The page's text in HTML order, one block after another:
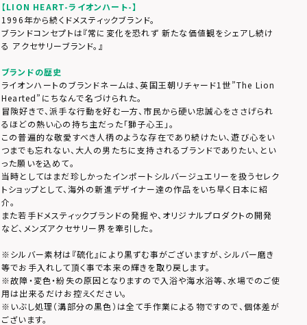
【LION HEART-ライオンハート-】
1996年から続くドメスティックブランド。
ブランドコンセプトは『常に変化を恐れず 新たな価値観をシェアし続け
る アクセサリーブランド。』
ブランドの歴史
ライオンハートのブランドネームは、英国王朝リチャード1世”The Lion
Hearted”にちなんで名づけられた。
冒険好きで、派手な行動を好む一方、市民から硬い忠誠心をささげられ
るほどの熱い心の持ち主だった「獅子心王」。
この普遍的な敬愛すべき人柄のような存在であり続けたい、遊び心をい
つまでも忘れない、大人の男たちに支持されるブランドでありたい、とい
った願いを込めて。
当時としてはまだ珍しかったインポートシルバージュエリーを扱うセレク
トショップとして、海外の新進デザイナー達の作品をいち早く日本に紹
介。
また若手ドメスティックブランドの発掘や、オリジナルプロダクトの開発
など、メンズアクセサリー界を牽引した。
※シルバー素材は『硫化』により黒ずむ事がございますが、シルバー磨き
等でお手入れして頂く事で本来の輝きを取り戻します。
※故障・変色・紛失の原因となりますので入浴や海水浴等、水場でのご使
用は出来るだけお控えください。
※いぶし処理（溝部分の黒色）は全て手作業による物ですので、個体差が
ございます。